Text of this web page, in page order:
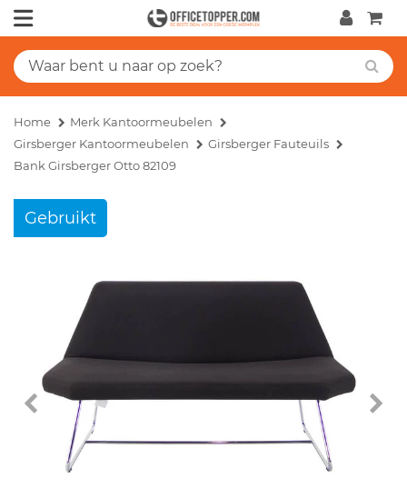
Home
Merk Kantoormeubelen
Girsberger Kantoormeubelen
Girsberger Fauteuils
Bank Girsberger Otto 82109
Gebruikt